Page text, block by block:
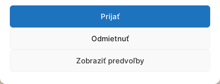
Prijať
Odmietnuť
Zobraziť predvoľby
PrograFik